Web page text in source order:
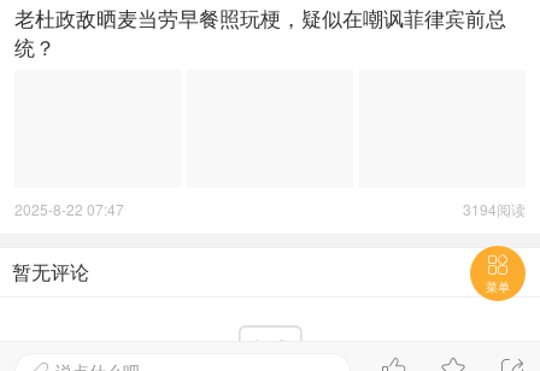
老杜政敌晒麦当劳早餐照玩梗，疑似在嘲讽菲律宾前总
统？
3194阅读
2025-8-22 07:47
暂无评论 
菜单